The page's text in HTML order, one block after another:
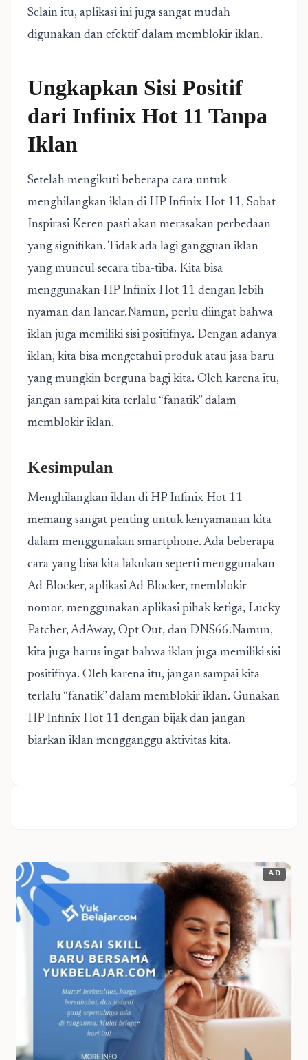
Selain itu, aplikasi ini juga sangat mudah
digunakan dan efektif dalam memblokir iklan.
Ungkapkan Sisi Positif
dari Infinix Hot 11 Tanpa
Iklan
Setelah mengikuti beberapa cara untuk
menghilangkan iklan di HP Infinix Hot 11, Sobat
Inspirasi Keren pasti akan merasakan perbedaan
yang signifikan. Tidak ada lagi gangguan iklan
yang muncul secara tiba-tiba. Kita bisa
menggunakan HP Infinix Hot 11 dengan lebih
nyaman dan lancar.Namun, perlu diingat bahwa
iklan juga memiliki sisi positifnya. Dengan adanya
iklan, kita bisa mengetahui produk atau jasa baru
yang mungkin berguna bagi kita. Oleh karena itu,
jangan sampai kita terlalu “fanatik” dalam
memblokir iklan.
Kesimpulan
Menghilangkan iklan di HP Infinix Hot 11
memang sangat penting untuk kenyamanan kita
dalam menggunakan smartphone. Ada beberapa
cara yang bisa kita lakukan seperti menggunakan
Ad Blocker, aplikasi Ad Blocker, memblokir
nomor, menggunakan aplikasi pihak ketiga, Lucky
Patcher, AdAway, Opt Out, dan DNS66.Namun,
kita juga harus ingat bahwa iklan juga memiliki sisi
positifnya. Oleh karena itu, jangan sampai kita
terlalu “fanatik” dalam memblokir iklan. Gunakan
HP Infinix Hot 11 dengan bijak dan jangan
biarkan iklan mengganggu aktivitas kita.
AD